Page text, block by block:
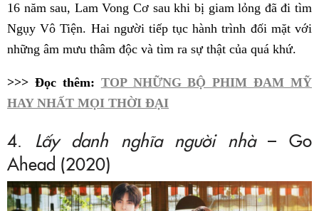
16 năm sau, Lam Vong Cơ sau khi bị giam lỏng đã đi tìm
Ngụy Vô Tiện. Hai người tiếp tục hành trình đối mặt với
những âm mưu thâm độc và tìm ra sự thật của quá khứ.
>>> Đọc thêm: TOP NHỮNG BỘ PHIM ĐAM MỸ
HAY NHẤT MỌI THỜI ĐẠI
4. Lấy danh nghĩa người nhà– Go
Ahead (2020)